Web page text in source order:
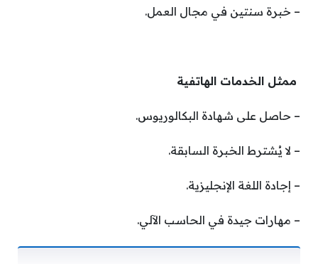
– خبرة سنتين في مجال العمل.
ممثل الخدمات الهاتفية
– حاصل على شهادة البكالوريوس.
– لا يُشترط الخبرة السابقة.
– إجادة اللغة الإنجليزية.
– مهارات جيدة في الحاسب الآلي.